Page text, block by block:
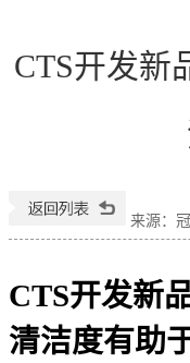
CTS开发新
来源：
CTS开发新
清洁度有助